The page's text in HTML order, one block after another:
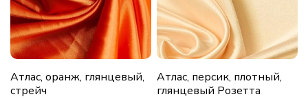
Атлас, оранж, глянцевый,
стрейч
Атлас, персик, плотный,
глянцевый Розетта